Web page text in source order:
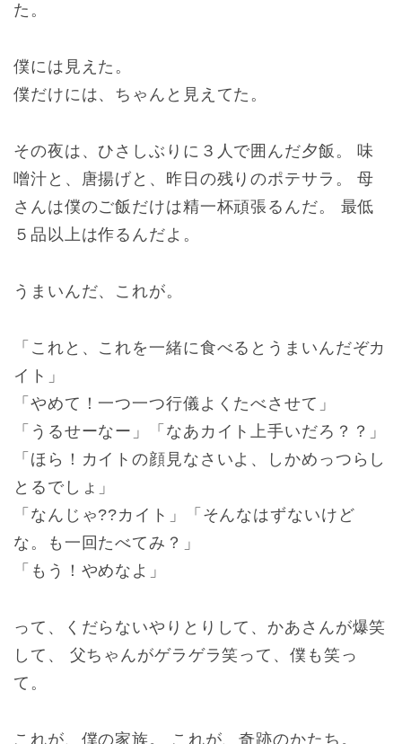
た。
僕には見えた。
僕だけには、ちゃんと見えてた。
その夜は、ひさしぶりに３人で囲んだ夕飯。 味
噌汁と、唐揚げと、昨日の残りのポテサラ。 母
さんは僕のご飯だけは精一杯頑張るんだ。 最低
５品以上は作るんだよ。
うまいんだ、これが。
「これと、これを一緒に食べるとうまいんだぞカ
イト」
「やめて！一つ一つ行儀よくたべさせて」
「うるせーなー」「なあカイト上手いだろ？？」
「ほら！カイトの顔見なさいよ、しかめっつらし
とるでしょ」
「なんじゃ??カイト」「そんなはずないけど
な。も一回たべてみ？」
「もう！やめなよ」
って、くだらないやりとりして、かあさんが爆笑
して、 父ちゃんがゲラゲラ笑って、僕も笑っ
て。
これが、僕の家族。 これが、奇跡のかたち。